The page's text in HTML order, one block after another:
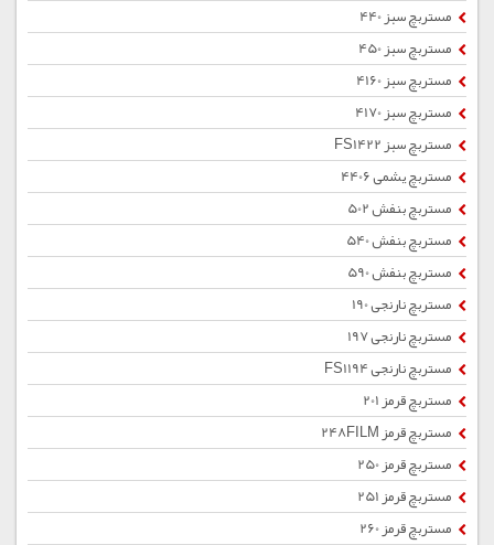
مستربچ سبز 440
مستربچ سبز 450
مستربچ سبز 4160
مستربچ سبز 4170
مستربچ سبز FS1422
مستربچ یشمی 4406
مستربچ بنفش 502
مستربچ بنفش 540
مستربچ بنفش 590
مستربچ نارنجی 190
مستربچ نارنجی 197
مستربچ نارنجی FS1194
مستربچ قرمز 201
مستربچ قرمز 248FILM
مستربچ قرمز 250
مستربچ قرمز 251
مستربچ قرمز 260